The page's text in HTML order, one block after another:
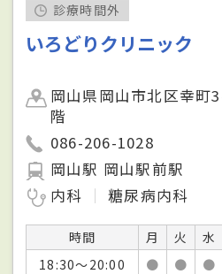
診療時間外
いろどりクリニック
岡山県岡山市北区幸
階
086-206-1028
岡山駅 岡山駅前駅
内科
糖尿病内科
時間 月 火 水
18:30～20:00
● ● ●